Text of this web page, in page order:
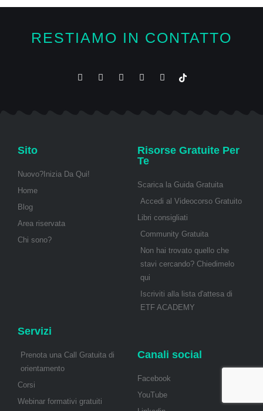
RESTIAMO IN CONTATTO
Sito
Nuovo?Inizia Da Qui!
Home
Blog
Area riservata
Chi sono?
Risorse Gratuite Per
Te
Scarica la Guida Gratuita
Accedi al Videocorso Gratuito
Libri consigliati
Community Gratuita
Non hai trovato quello che
stavi cercando? Chiedimelo
qui
Iscriviti alla lista d'attesa di
ETF ACADEMY
Servizi
Prenota una Call Gratuita di
orientamento
Corsi
Webinar formativi gratuiti
Canali social
Facebook
YouTube